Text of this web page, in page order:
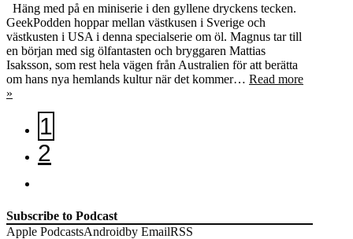
Häng med på en miniserie i den gyllene dryckens tecken.
GeekPodden hoppar mellan västkusen i Sverige och
västkusten i USA i denna specialserie om öl. Magnus tar till
en början med sig ölfantasten och bryggaren Mattias
Isaksson, som rest hela vägen från Australien för att berätta
om hans nya hemlands kultur när det kommer… Read more
»
1
2
Subscribe to Podcast
Apple PodcastsAndroidby EmailRSS